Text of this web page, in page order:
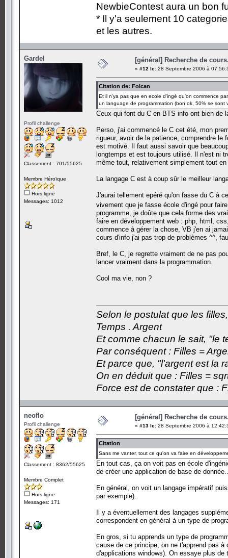
NewbieContest aura un bon
* Il y'a seulement 10
et les autres.
Gardel
Profil challenge
Classement : 701/55625
Membre Héroïque
Hors ligne
Messages: 1012
[général] Recherche de
« #12 le: 28 Septembre 2006 à
Citation de: Folcan
Et il n'ya pas que en ecole d'ingé qu'on commence
un language de programmation (bon ok, 50% se
Ceux qui font du C en BTS info ont bien
Perso, j'ai commencé le C cet été, mon
rigueur, avoir de la patience, comprendre
est motivé. Il faut aussi savoir que
longtemps et est toujours utilisé. Il n'est ni
même tout, relativement simplement tout
La langage C est à coup sûr le meilleur
J'aurai tellement epéré qu'on fasse du C à
vivement que je fasse école d'ingé pour
programme, je doûte que cela forme des
faire en développement web : php, html,
commence à gérer la chose, VB j'en ai
cours d'info j'ai pas trop de problèmes ^^,
Bref, le C, je regrette vraiment de ne pas
lancer vraiment dans la programmation.
Cool ma vie, non ?
Selon le postulat que les
Temps . Argent
Et comme chacun le sait, "le
Par conséquent : Filles =
Et parce que, "l'argent est la
On en déduit que : Filles =
Force est de constater que :
neoflo
Profil challenge
Classement : 8362/55625
Membre Complet
Hors ligne
Messages: 171
[général] Recherche de
« #13 le: 28 Septembre 2006 à
Citation
Sans me vanter, tout ce qu'on va faire en
En tout cas, ça on voit pas en école
de créer une application de base de
En général, on voit un langage impératif
par exemple).
Il y a éventuellement des langages
correspondent en général à un type de
En gros, si tu apprends un type de
cause de ce principe, on ne t'apprend pas
d'applications windows). On essaye plus